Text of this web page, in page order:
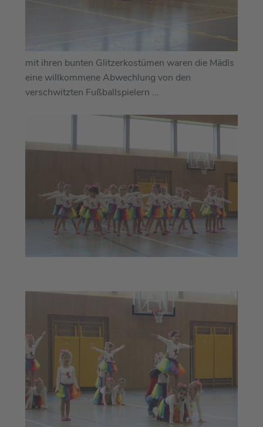
mit ihren bunten Glitzerkostümen waren die Mädls
eine willkommene Abwechlung von den
verschwitzten Fußballspielern ...